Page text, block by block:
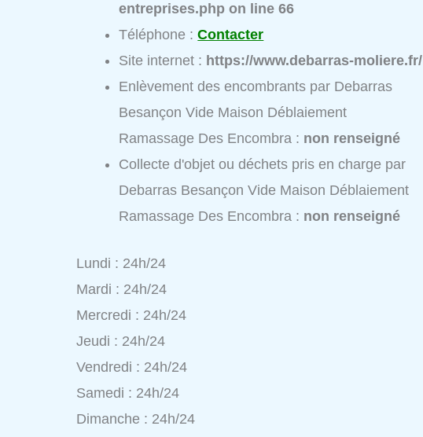
entreprises.php on line66
Téléphone :Contacter
Site internet : https://www.debarras-moliere.fr/
Enlèvement des encombrants par Debarras
Besançon Vide Maison Déblaiement
Ramassage Des Encombra : non renseigné
Collecte d'objet ou déchets pris en charge par
Debarras Besançon Vide Maison Déblaiement
Ramassage Des Encombra : non renseigné
Lundi : 24h/24
Mardi : 24h/24
Mercredi : 24h/24
Jeudi : 24h/24
Vendredi : 24h/24
Samedi : 24h/24
Dimanche : 24h/24